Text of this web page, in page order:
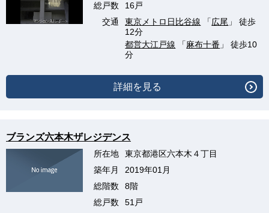
総戸数
16戸
交通
東京メトロ日比谷線 「広尾 」 徒歩
12分
都営大江戸線 「麻布十番 」 徒歩10
分
詳細を見る
ブランズ六本木ザレジデンス
所在地
東京都港区六本木４丁目
築年月
2019年01月
総階数
8階
総戸数
51戸